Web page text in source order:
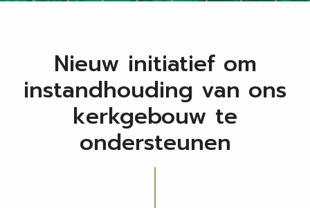
Nieuw initiatief om
instandhouding van ons
kerkgebouw te
ondersteunen